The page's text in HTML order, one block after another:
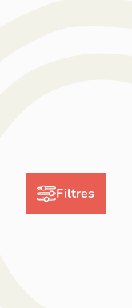
Filtres